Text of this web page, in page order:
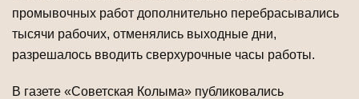
промывочных работ дополнительно перебрасывались
тысячи рабочих, отменялись выходные дни,
разрешалось вводить сверхурочные часы работы.
В газете «Советская Колыма» публиковались